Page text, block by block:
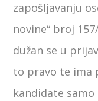
zapošljavanju
novine“ broj
dužan se u
to pravo te ima
kandidate